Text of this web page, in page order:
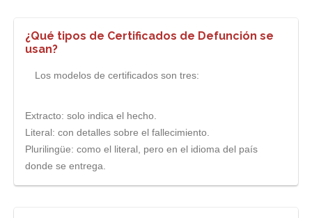
¿Qué tipos de Certificados de Defunción se
usan?
Los modelos de certificados son tres:
Extracto: solo indica el hecho.
Literal: con detalles sobre el fallecimiento.
Plurilingüe: como el literal, pero en el idioma del país
donde se entrega.